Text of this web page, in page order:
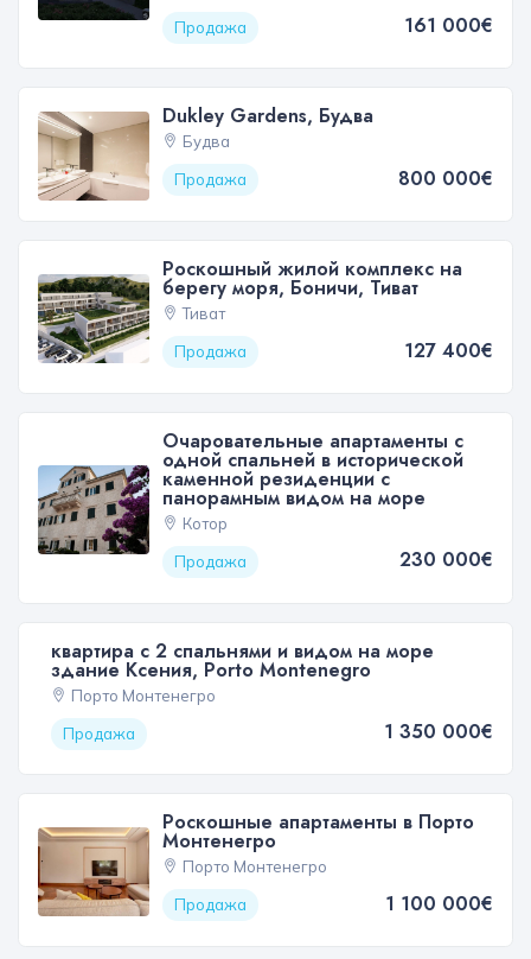
Продажа
161 000€
Dukley Gardens, Будва
Будва
Продажа
800 000€
Роскошный жилой комплекс на
берегу моря, Боничи, Тиват
Тиват
Продажа
127 400€
Очаровательные апартаменты с
одной спальней в исторической
каменной резиденции с
панорамным видом на море
Котор
Продажа
230 000€
квартира с 2 спальнями и видом на море
здание Ксения, Porto Montenegro
Порто Монтенегро
Продажа
1 350 000€
Роскошные апартаменты в Порто
Монтенегро
Порто Монтенегро
Продажа
1 100 000€